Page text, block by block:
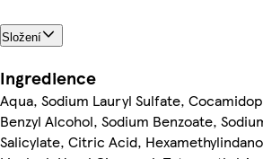
Složení
Ingredience
Aqua, Sodium Lauryl Sulfate,
Benzyl Alcohol, Sodium Benzoate,
Salicylate, Citric Acid,